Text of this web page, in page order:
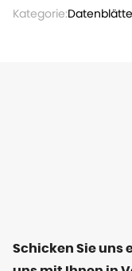
Kategorie:
Schicken Sie uns